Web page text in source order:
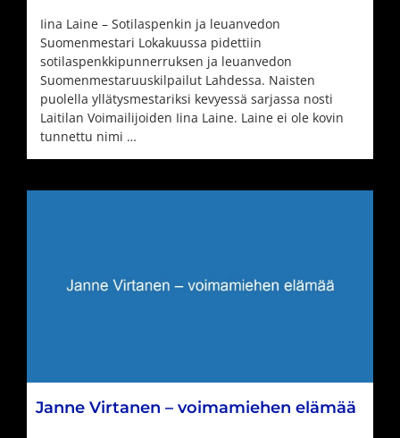
Iina Laine – Sotilaspenkin ja leuanvedon
Suomenmestari Lokakuussa pidettiin
sotilaspenkkipunnerruksen ja leuanvedon
Suomenmestaruuskilpailut Lahdessa. Naisten
puolella yllätysmestariksi kevyessä sarjassa nosti
Laitilan Voimailijoiden Iina Laine. Laine ei ole kovin
tunnettu nimi …
Janne Virtanen – voimamiehen elämää